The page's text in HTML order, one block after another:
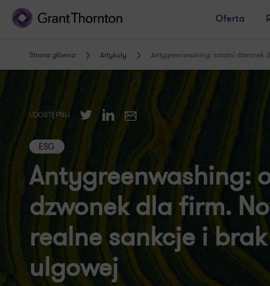
Oferta
Strona główna Artykuły Antygreenwashing: ostatni dzwonek
UDOSTĘPNIJ TwitterLinkedIn
E-mail
ESG
Antygreenwashing:
dzwonek dla firm.
realne sankcje i
ulgowej